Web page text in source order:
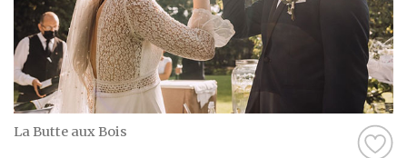
La Butte aux Bois